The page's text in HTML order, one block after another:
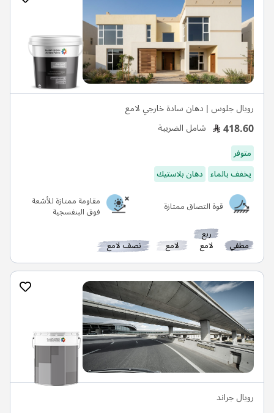
رويال جلوس | دهان سادة خارجي لامع
418.60 شامل الضريبة
متوفر
يخفف بالماء دهان بلاستيك
قوة التصاق ممتازة
مقاومة ممتازة للأشعة
فوق البنفسجية
مطفي
ربع
لامع لامع نصف لامع
رويال جراند